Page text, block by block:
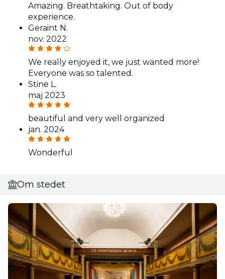
Amazing. Breathtaking. Out of body
experience.
Geraint N.
nov. 2022
We really enjoyed it, we just wanted more!
Everyone was so talented.
Stine L.
maj 2023
beautiful and very well organized
jan. 2024
Wonderful
Om stedet